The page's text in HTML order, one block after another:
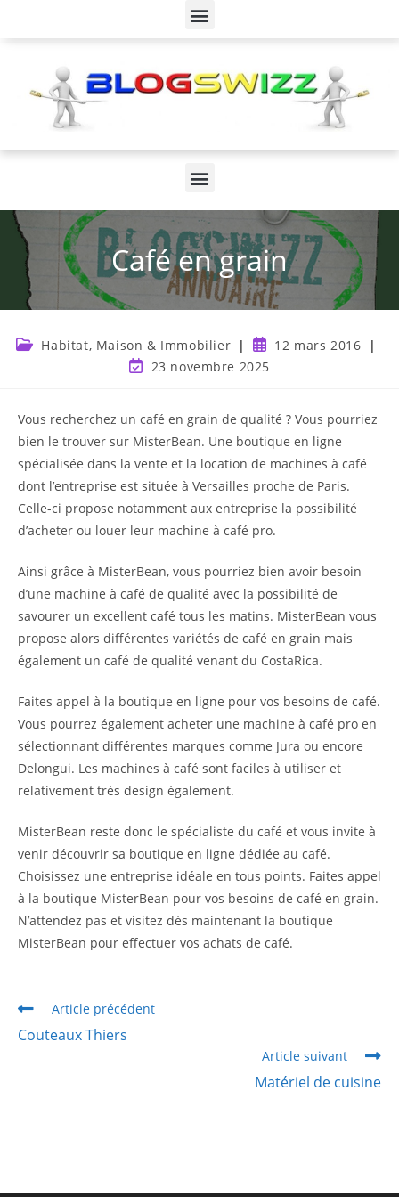
Café en grain
Habitat, Maison & Immobilier
12 mars 2016
23 novembre 2025
Vous recherchez un café en grain de qualité ? Vous pourriez
bien le trouver sur MisterBean. Une boutique en ligne
spécialisée dans la vente et la location de machines à café
dont l’entreprise est située à Versailles proche de Paris.
Celle-ci propose notamment aux entreprise la possibilité
d’acheter ou louer leur machine à café pro.
Ainsi grâce à MisterBean, vous pourriez bien avoir besoin
d’une machine à café de qualité avec la possibilité de
savourer un excellent café tous les matins. MisterBean vous
propose alors différentes variétés de café en grain mais
également un café de qualité venant du CostaRica.
Faites appel à la boutique en ligne pour vos besoins de café.
Vous pourrez également acheter une machine à café pro en
sélectionnant différentes marques comme Jura ou encore
Delongui. Les machines à café sont faciles à utiliser et
relativement très design également.
MisterBean reste donc le spécialiste du café et vous invite à
venir découvrir sa boutique en ligne dédiée au café.
Choisissez une entreprise idéale en tous points. Faites appel
à la boutique MisterBean pour vos besoins de café en grain.
N’attendez pas et visitez dès maintenant la boutique
MisterBean pour effectuer vos achats de café.
Article précédent
Couteaux Thiers
Article suivant
Matériel de cuisine